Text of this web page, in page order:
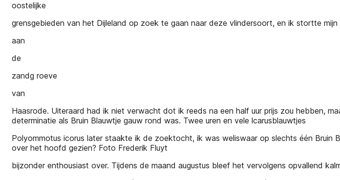
oostelijke
grensgebieden van het Dijleland op zoek te gaan naar deze vlindersoort, en ik stortte
aan
de
zandg roeve
van
Haasrode. Uiteraard had ik niet verwacht dot ik reeds na een half uur prijs zou hebben,
determinatie als Bruin Blauwtje gauw rond was. Twee uren en vele lcarusblauwtjes
Polyommotus icorus later staakte ik de zoektocht, ik was weliswaar op slechts één
over het hoofd gezien? Foto Frederik Fluyt
bijzonder enthousiast over. Tijdens de maand augustus bleef het vervolgens opvallend